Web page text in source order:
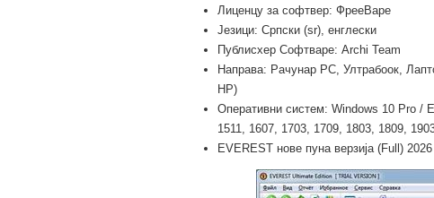
Лиценцу за софтвер: ФрееВаре
Језици: Српски (sr), енглески
Публисхер Софтваре: Archi Team
Направа: Рачунар PC, Ултрабоок,
HP)
Оперативни систем: Windows 10 Pro /
1511, 1607, 1703, 1709, 1803, 1809,
EVEREST нове пуна верзија (Full) 2026